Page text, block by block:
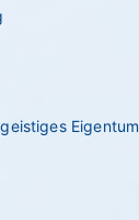
Eigentum